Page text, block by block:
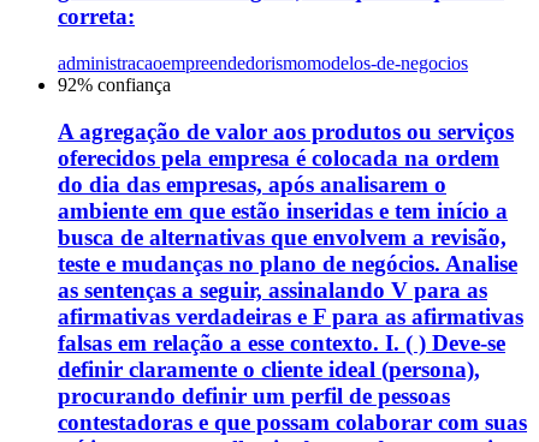
correta:
administracaoempreendedorismomodelos-de-negocios
92% confiança
A agregação de valor aos produtos ou serviços
oferecidos pela empresa é colocada na ordem
do dia das empresas, após analisarem o
ambiente em que estão inseridas e tem início a
busca de alternativas que envolvem a revisão,
teste e mudanças no plano de negócios. Analise
as sentenças a seguir, assinalando V para as
afirmativas verdadeiras e F para as afirmativas
falsas em relação a esse contexto. I. ( ) Deve-se
definir claramente o cliente ideal (persona),
procurando definir um perfil de pessoas
contestadoras e que possam colaborar com suas